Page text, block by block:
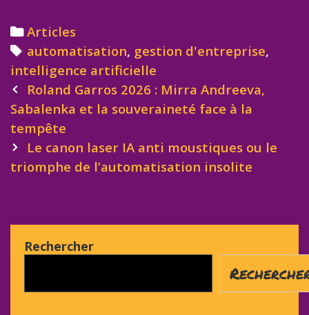
Categories
Articles
Tags
automatisation, gestion d'entreprise,
intelligence artificielle
Post
navigation
Roland Garros 2026 : Mirra Andreeva,
Sabalenka et la souveraineté face à la
tempête
Le canon laser IA anti moustiques ou le
triomphe de l’automatisation insolite
Rechercher